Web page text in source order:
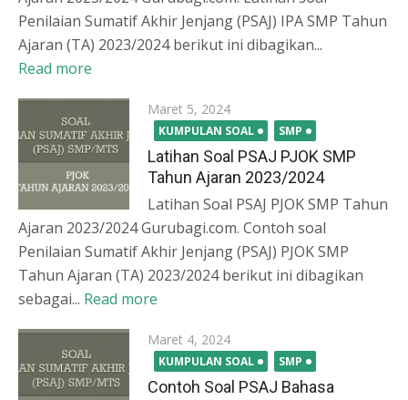
Penilaian Sumatif Akhir Jenjang (PSAJ) IPA SMP Tahun
Ajaran (TA) 2023/2024 berikut ini dibagikan...
Read more
Posted
on
Maret 5, 2024
KUMPULAN SOAL SMP
Latihan Soal PSAJ PJOK SMP
Tahun Ajaran 2023/2024
Latihan Soal PSAJ PJOK SMP Tahun
Ajaran 2023/2024 Gurubagi.com. Contoh soal
Penilaian Sumatif Akhir Jenjang (PSAJ) PJOK SMP
Tahun Ajaran (TA) 2023/2024 berikut ini dibagikan
sebagai... Read more
Posted
on
Maret 4, 2024
KUMPULAN SOAL SMP
Contoh Soal PSAJ Bahasa